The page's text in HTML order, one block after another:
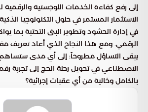
إلى رفع كفاءة الخدمات اللوجستية
الاستثمار المستمر في حلول التكنولوجيا
في إدارة الحشود وتطوير البنى التحتية بما
الرقمي. ومع هذا النجاح الذي أعاد تعريف
يبقى التساؤل مطروحاً: إلى أي مدى ستساهم
الاصطناعي في تحويل رحلة الحج إلى تجربة
بالكامل وخالية من أي عقبات إجرائية؟